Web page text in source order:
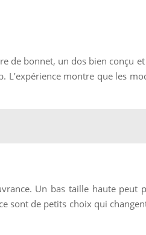
de bonnet, un dos bien conçu
montre que les
Un bas taille haute peut
sont de petits choix qui